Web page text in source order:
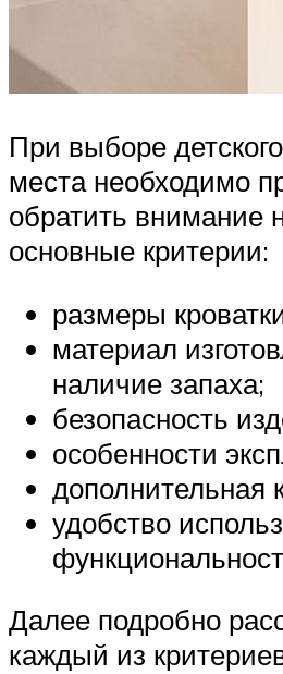
При выборе
места необходимо
обратить внимание
основные критерии:
размеры
материал
наличие запаха;
безопасность
особенности
дополнительная
удобство
Далее подробно
каждый из